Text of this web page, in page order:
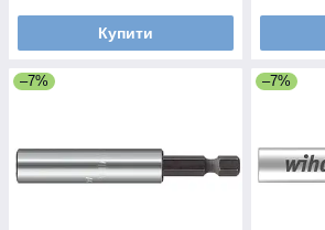
Купити
–7% –7%